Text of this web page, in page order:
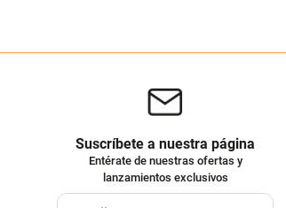
Suscríbete a nuestra página
Entérate de nuestras ofertas y
lanzamientos exclusivos